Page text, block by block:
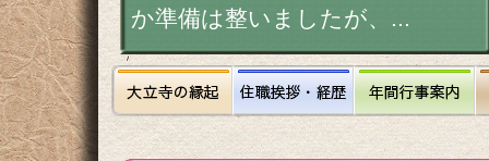
か準備は整いましたが、...